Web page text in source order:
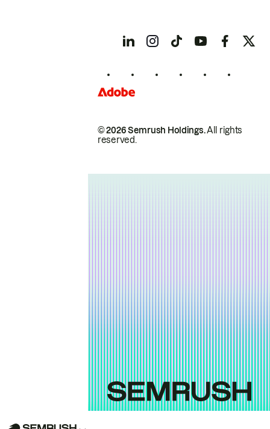
© 2026 Semrush Holdings.All rights
reserved.